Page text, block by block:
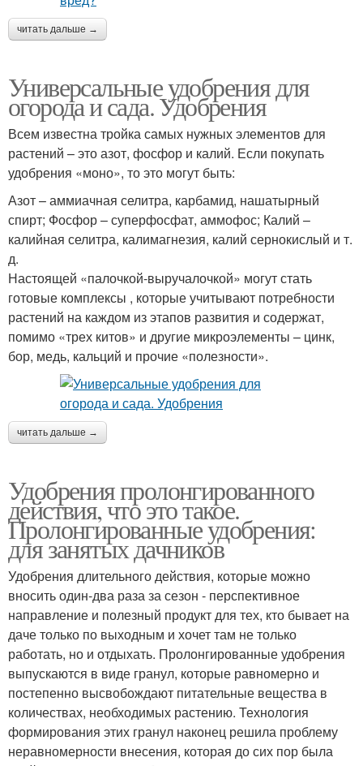
читать дальше →
Универсальные удобрения для
огорода и сада. Удобрения
Всем известна тройка самых нужных элементов для
растений – это азот, фосфор и калий. Если покупать
удобрения «моно», то это могут быть:
Азот – аммиачная селитра, карбамид, нашатырный
спирт; Фосфор – суперфосфат, аммофос; Калий –
калийная селитра, калимагнезия, калий сернокислый и т.
д.
Настоящей «палочкой-выручалочкой» могут стать
готовые комплексы , которые учитывают потребности
растений на каждом из этапов развития и содержат,
помимо «трех китов» и другие микроэлементы – цинк,
бор, медь, кальций и прочие «полезности».
читать дальше →
Удобрения пролонгированного
действия, что это такое.
Пролонгированные удобрения:
для занятых дачников
Удобрения длительного действия, которые можно
вносить один-два раза за сезон - перспективное
направление и полезный продукт для тех, кто бывает на
даче только по выходным и хочет там не только
работать, но и отдыхать. Пролонгированные удобрения
выпускаются в виде гранул, которые равномерно и
постепенно высвобождают питательные вещества в
количествах, необходимых растению. Технология
формирования этих гранул наконец решила проблему
неравномерности внесения, которая до сих пор была